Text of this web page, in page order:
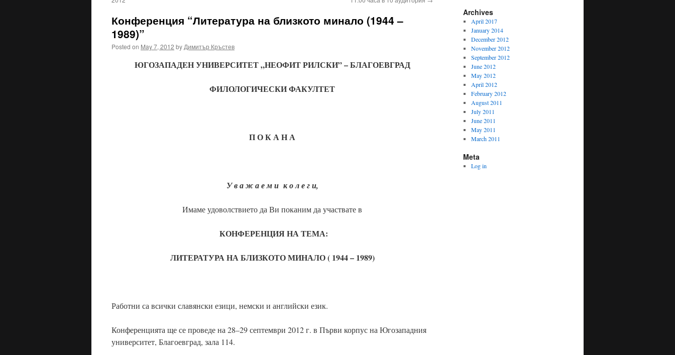
Конференция “Литература на близкото минало (1944 –
1989)”
Posted on May 7, 2012 by Димитър Кръстев
ЮГОЗАПАДEН УНИВЕРСИТЕТ „НЕОФИТ РИЛСКИ” – БЛАГОЕВГРАД
ФИЛОЛОГИЧЕСКИ ФАКУЛТЕТ
П О К А Н А
У в а ж а е м и к о л е г и,
Имаме удоволствието да Ви поканим да участвате в
КОНФЕРЕНЦИЯ НА ТЕМА:
ЛИТЕРАТУРА НА БЛИЗКОТО МИНАЛО ( 1944 – 1989)
Работни са всички славянски езици, немски и английски език.
Конференцията ще се проведе на 28–29 септември 2012 г. в Първи корпус на Югозападния
университет, Благоевград, зала 114.
Archives
April 2017
January 2014
December 2012
November 2012
September 2012
June 2012
May 2012
April 2012
February 2012
August 2011
July 2011
June 2011
May 2011
March 2011
Meta
Log in